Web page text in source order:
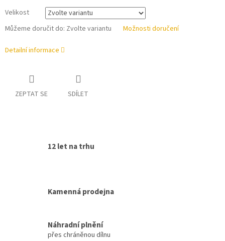
Velikost
Můžeme doručit do: Zvolte variantu Možnosti doručení
Detailní informace
ZEPTAT SE SDÍLET
12 let na trhu
Kamenná prodejna
Náhradní plnění
přes chráněnou dílnu